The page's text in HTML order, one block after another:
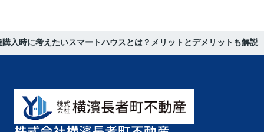
購入時に考えたいスマートハウスとは？メリットとデメリットも解説